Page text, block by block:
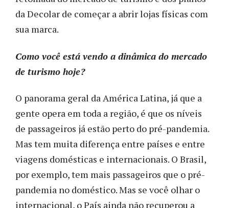
da Decolar de começar a abrir lojas físicas com
sua marca.
Como você está vendo a dinâmica do mercado
de turismo hoje?
O panorama geral da América Latina, já que a
gente opera em toda a região, é que os níveis
de passageiros já estão perto do pré-pandemia.
Mas tem muita diferença entre países e entre
viagens domésticas e internacionais. O Brasil,
por exemplo, tem mais passageiros que o pré-
pandemia no doméstico. Mas se você olhar o
internacional, o País ainda não recuperou a